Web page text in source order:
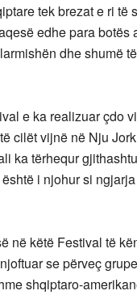
tek brezat e ri
edhe para
dhe shumë
e ka realizuar çdo
cilët vijnë në Nju
ka tërhequr
i njohur si
në këtë Festival të
se përveç
shqiptaro-